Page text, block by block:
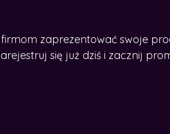
zaprezentować swoje
się już dziś i zacznij